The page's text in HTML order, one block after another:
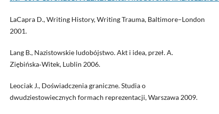
LaCapra D., Writing History, Writing Trauma, Baltimore–London
2001.
Lang B., Nazistowskie ludobójstwo. Akt i idea, przeł. A.
Ziębińska‑Witek, Lublin 2006.
Leociak J., Doświadczenia graniczne. Studia o
dwudziestowiecznych formach reprezentacji, Warszawa 2009.